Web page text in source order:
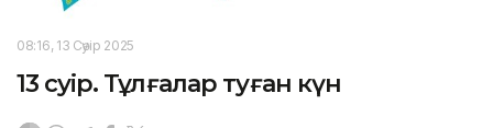
08:16, 13 Сәуір 2025
13 сәуір. Тұлғалар туған күн